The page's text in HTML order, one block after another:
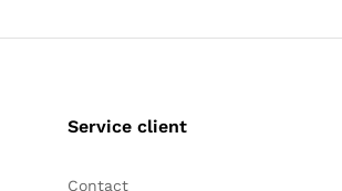
Service client
Contact